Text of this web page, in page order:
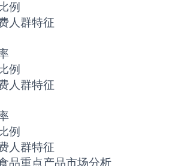
例
人群特征
例
人群特征
例
人群特征
品重点产品市场分析